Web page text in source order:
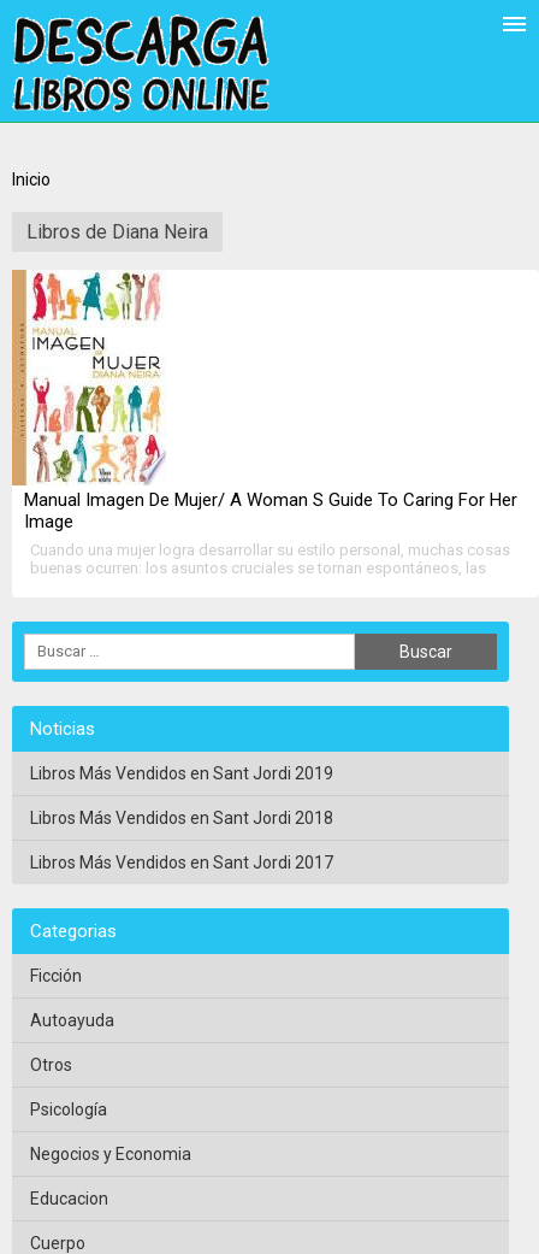
Inicio
Libros de Diana Neira
Manual Imagen De Mujer/ A Woman S Guide To Caring For Her
Image
Cuando una mujer logra desarrollar su estilo personal, muchas cosas
buenas ocurren: los asuntos cruciales se tornan espontáneos, las
>>Ver Ficha Completa<<
Noticias
Libros Más Vendidos en Sant Jordi 2019
Libros Más Vendidos en Sant Jordi 2018
Libros Más Vendidos en Sant Jordi 2017
Categorias
Ficción
Autoayuda
Otros
Psicología
Negocios y Economia
Educacion
Cuerpo